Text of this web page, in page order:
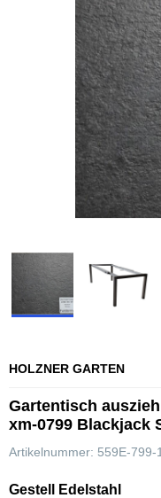
HOLZNER GARTEN
Gartentisch
xm-0799 Blackjack
Artikelnummer: 559E-799-
Gestell Edelstahl